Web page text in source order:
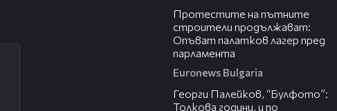
Протестите на пътните
строители продължават:
Опъват палатков лагер пред
парламента
Euronews Bulgaria
Георги Палейков, “Булфото”:
Толкова години, и по